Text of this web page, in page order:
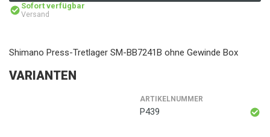
Sofort verfügbar
Versand
Shimano Press-Tretlager SM-BB7241B ohne Gewinde Box
VARIANTEN
ARTIKELNUMMER
P439